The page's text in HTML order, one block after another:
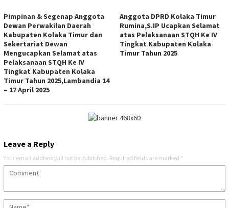
Pimpinan & Segenap Anggota
Dewan Perwakilan Daerah
Kabupaten Kolaka Timur dan
Sekertariat Dewan
Mengucapkan Selamat atas
Pelaksanaan STQH Ke IV
Tingkat Kabupaten Kolaka
Timur Tahun 2025,Lambandia 14
– 17 April 2025
Anggota DPRD Kolaka Timur
Rumina,S.IP Ucapkan Selamat
atas Pelaksanaan STQH Ke IV
Tingkat Kabupaten Kolaka
Timur Tahun 2025
Leave a Reply
Your email address will not be published. Required fields are marked *